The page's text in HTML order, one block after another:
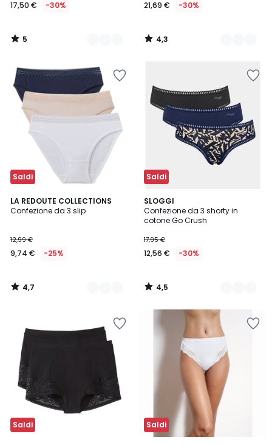
17,50 € -30%
5
/
21,69 € -30%
4,3
/
Saldi
LA REDOUTE COLLECTIONS
Confezione da 3 slip
12,99 €
9,74 € -25%
4,7
/ 5
2
Colori
4,7
/
Saldi
SLOGGI
Confezione da 3 shorty in
cotone Go Crush
17,95 €
12,56 € -30%
4,5
/ 5
2
Colori
4,5
/
Saldi Saldi